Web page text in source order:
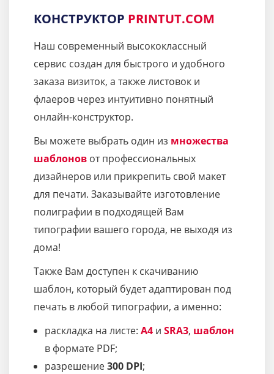
КОНСТРУКТОР PRINTUT.COM
Наш современный высококлассный
сервис создан для быстрого и удобного
заказа визиток, а также листовок и
флаеров через интуитивно понятный
онлайн-конструктор.
Вы можете выбрать один из множества
шаблонов от профессиональных
дизайнеров или прикрепить свой макет
для печати. Заказывайте изготовление
полиграфии в подходящей Вам
типографии вашего города, не выходя из
дома!
Также Вам доступен к скачиванию
шаблон, который будет адаптирован под
печать в любой типографии, а именно:
раскладка на листе: A4 и SRA3, шаблон
в формате PDF;
разрешение300 DPI;